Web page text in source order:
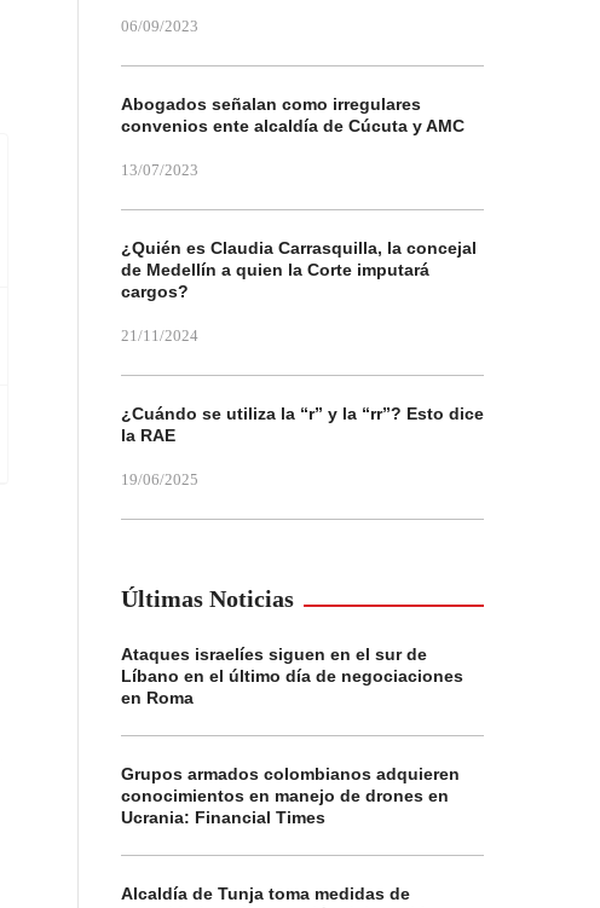
06/09/2023
Abogados señalan como irregulares
convenios ente alcaldía de Cúcuta y AMC
13/07/2023
¿Quién es Claudia Carrasquilla, la concejal
de Medellín a quien la Corte imputará
cargos?
21/11/2024
¿Cuándo se utiliza la “r” y la “rr”? Esto dice
la RAE
19/06/2025
Últimas Noticias
Ataques israelíes siguen en el sur de
Líbano en el último día de negociaciones
en Roma
Grupos armados colombianos adquieren
conocimientos en manejo de drones en
Ucrania: Financial Times
Alcaldía de Tunja toma medidas de